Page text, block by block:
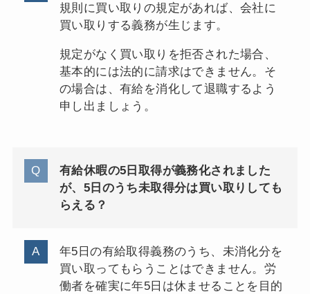
規則に買い取りの規定があれば、会社に
買い取りする義務が生じます。
規定がなく買い取りを拒否された場合、
基本的には法的に請求はできません。そ
の場合は、有給を消化して退職するよう
申し出ましょう。
有給休暇の5日取得が義務化されました
が、5日のうち未取得分は買い取りしても
らえる？
年5日の有給取得義務のうち、未消化分を
買い取ってもらうことはできません。労
働者を確実に年5日は休ませることを目的